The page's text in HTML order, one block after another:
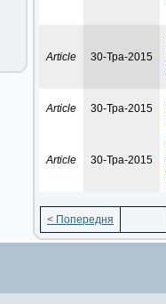
Article 30-Тра-2015
Article 30-Тра-2015
Article 30-Тра-2015
< Попередня